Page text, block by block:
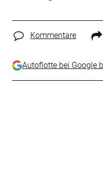
Kommentare
Autoflotte bei Google